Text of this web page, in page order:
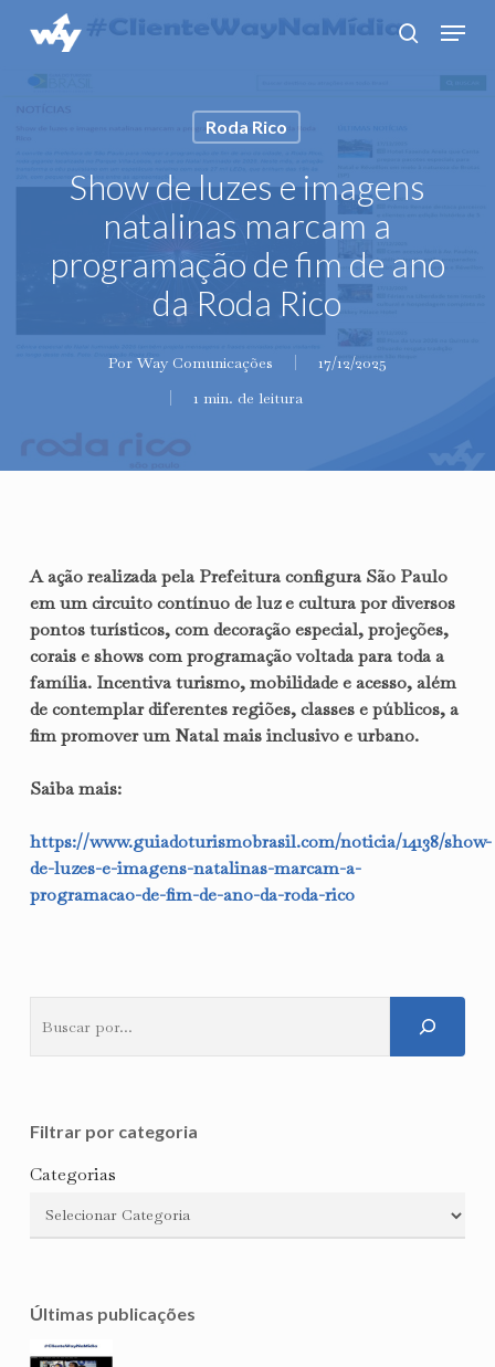
main
Menu
Roda Rico
Show de luzes e imagens
natalinas marcam a
programação de fim de ano
da Roda Rico
Por Way Comunicações
17/12/2025
1 min. de leitura
A ação realizada pela Prefeitura configura São Paulo
em um circuito contínuo de luz e cultura por diversos
pontos turísticos, com decoração especial, projeções,
corais e shows com programação voltada para toda a
família. Incentiva turismo, mobilidade e acesso, além
de contemplar diferentes regiões, classes e públicos, a
fim promover um Natal mais inclusivo e urbano.
Saiba mais:
https://www.guiadoturismobrasil.com/noticia/14138/show-
de-luzes-e-imagens-natalinas-marcam-a-
programacao-de-fim-de-ano-da-roda-rico
Filtrar por categoria
Categorias
Últimas publicações